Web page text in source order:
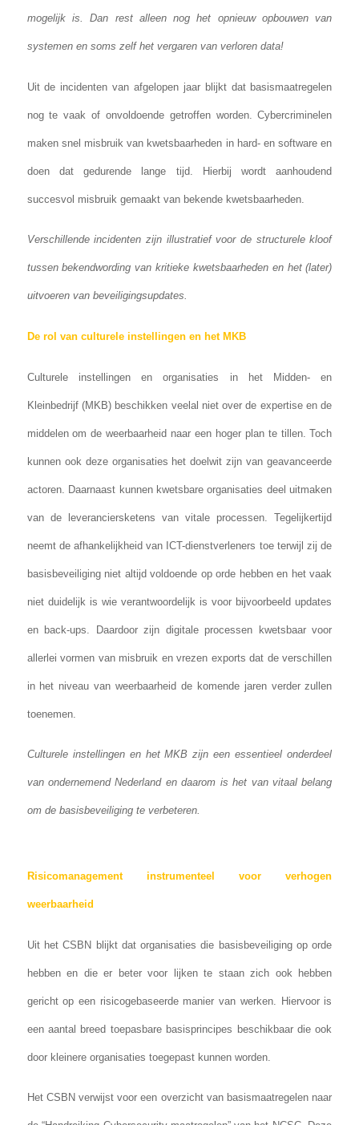
mogelijk is. Dan rest alleen nog het opnieuw opbouwen van
systemen en soms zelf het vergaren van verloren data!
Uit de incidenten van afgelopen jaar blijkt dat basismaatregelen
nog te vaak of onvoldoende getroffen worden. Cybercriminelen
maken snel misbruik van kwetsbaarheden in hard- en software en
doen dat gedurende lange tijd. Hierbij wordt aanhoudend
succesvol misbruik gemaakt van bekende kwetsbaarheden.
Verschillende incidenten zijn illustratief voor de structurele kloof
tussen bekendwording van kritieke kwetsbaarheden en het (later)
uitvoeren van beveiligingsupdates.
De rol van culturele instellingen en het MKB
Culturele instellingen en organisaties in het Midden- en
Kleinbedrijf (MKB) beschikken veelal niet over de expertise en de
middelen om de weerbaarheid naar een hoger plan te tillen. Toch
kunnen ook deze organisaties het doelwit zijn van geavanceerde
actoren. Daarnaast kunnen kwetsbare organisaties deel uitmaken
van de leveranciersketens van vitale processen. Tegelijkertijd
neemt de afhankelijkheid van ICT-dienstverleners toe terwijl zij de
basisbeveiliging niet altijd voldoende op orde hebben en het vaak
niet duidelijk is wie verantwoordelijk is voor bijvoorbeeld updates
en back-ups. Daardoor zijn digitale processen kwetsbaar voor
allerlei vormen van misbruik en vrezen exports dat de verschillen
in het niveau van weerbaarheid de komende jaren verder zullen
toenemen.
Culturele instellingen en het MKB zijn een essentieel onderdeel
van ondernemend Nederland en daarom is het van vitaal belang
om de basisbeveiliging te verbeteren.
Risicomanagement instrumenteel voor verhogen
weerbaarheid
Uit het CSBN blijkt dat organisaties die basisbeveiliging op orde
hebben en die er beter voor lijken te staan zich ook hebben
gericht op een risicogebaseerde manier van werken. Hiervoor is
een aantal breed toepasbare basisprincipes beschikbaar die ook
door kleinere organisaties toegepast kunnen worden.
Het CSBN verwijst voor een overzicht van basismaatregelen naar